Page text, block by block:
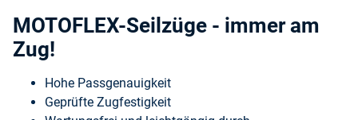
MOTOFLEX-Seilzüge - immer am
Zug!
Hohe Passgenauigkeit
Geprüfte Zugfestigkeit